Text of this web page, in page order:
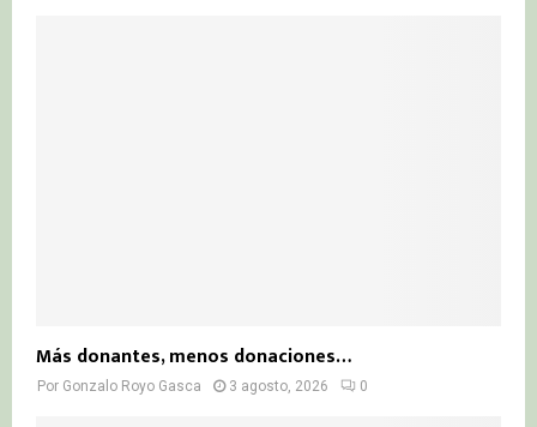
Más donantes, menos donaciones…
Por Gonzalo Royo Gasca 3 agosto, 2026 0